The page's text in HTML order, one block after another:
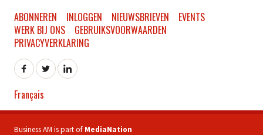
ABONNEREN INLOGGEN NIEUWSBRIEVEN
EVENTS
WERK BIJ ONS
GEBRUIKSVOORWAARDEN
PRIVACYVERKLARING
Français
Business AM is part of MediaNation